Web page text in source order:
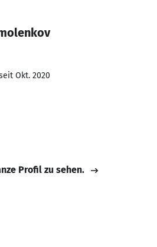
Okt. 2020
Profil zu sehen.